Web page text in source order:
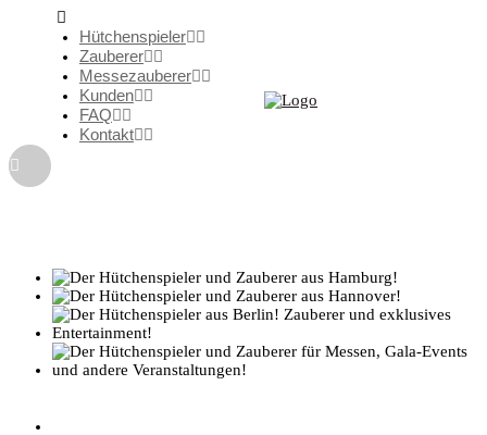
Hütchenspieler
Zauberer
Messezauberer
Kunden
FAQ
Kontakt